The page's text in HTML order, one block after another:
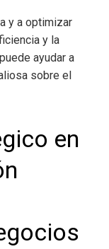
y a optimizar
y la
ayudar a
sobre el
en